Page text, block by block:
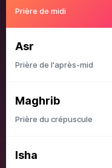
Prière de midi
Asr
Prière de l'après-mid
Maghrib
Prière du crépuscule
Isha